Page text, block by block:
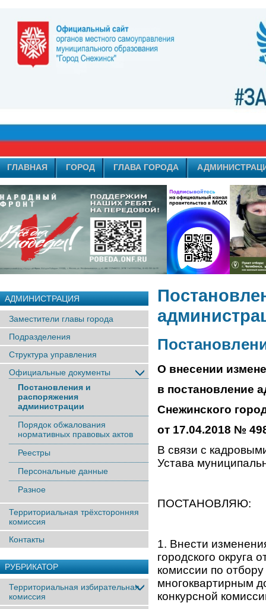
ГЛАВНАЯ ГОРОД ГЛАВА ГОРОДА
АДМИНИСТРАЦИЯ
Заместители главы города
Подразделения
Структура управления
Официальные документы
Постановления и
распоряжения
администрации
Порядок обжалования
нормативных правовых актов
Реестры
Персональные данные
Разное
Территориальная трёхсторонняя
комиссия
Контакты
РУБРИКАТОР
Территориальная избирательная
комиссия
О внесении
в постановление
Снежинского
от 17.04.2018 №
В связи с
Устава
ПОСТАНОВЛЯЮ:
1. Внести
городского округа
комиссии по
многоквартирным
конкурсной